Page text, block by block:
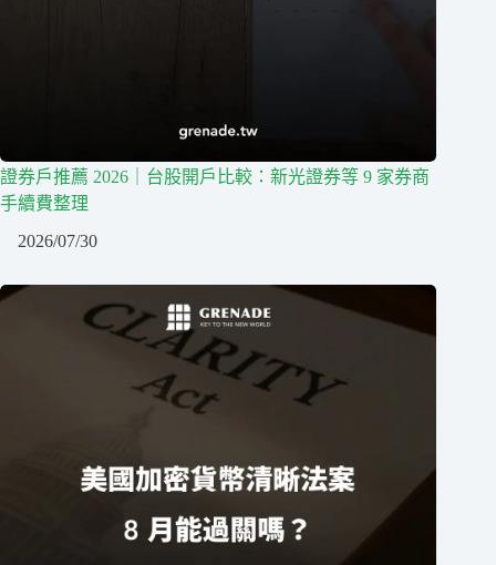
證券戶推薦 2026｜台股開戶比較：新光證券等 9 家券商
手續費整理
2026/07/30